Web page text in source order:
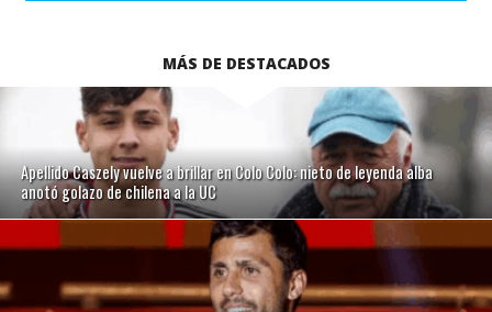
MÁS DE DESTACADOS
Apellido Caszely vuelve a brillar en Colo Colo: nieto de leyenda alba
anotó golazo de chilena a la UC